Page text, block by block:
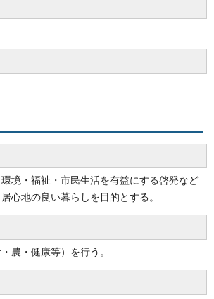
境・福祉・市民生活を有益にする啓発など
心地の良い暮らしを目的とする。
農・健康等）を行う。